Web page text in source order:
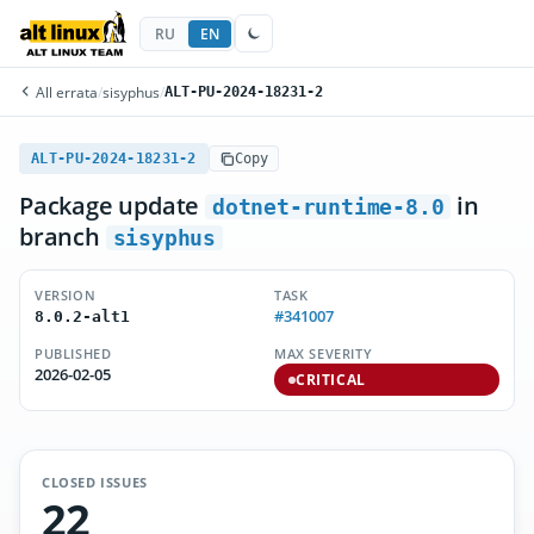
RU EN
All errata/sisyphus/ALT-PU-2024-18231-2
ALT-PU-2024-18231-2 Copy
Package update dotnet-runtime-8.0 in
branch
sisyphus
VERSION
8.0.2-alt1
TASK
#341007
PUBLISHED
2026-02-05
MAX SEVERITY
CRITICAL
CLOSED ISSUES
22